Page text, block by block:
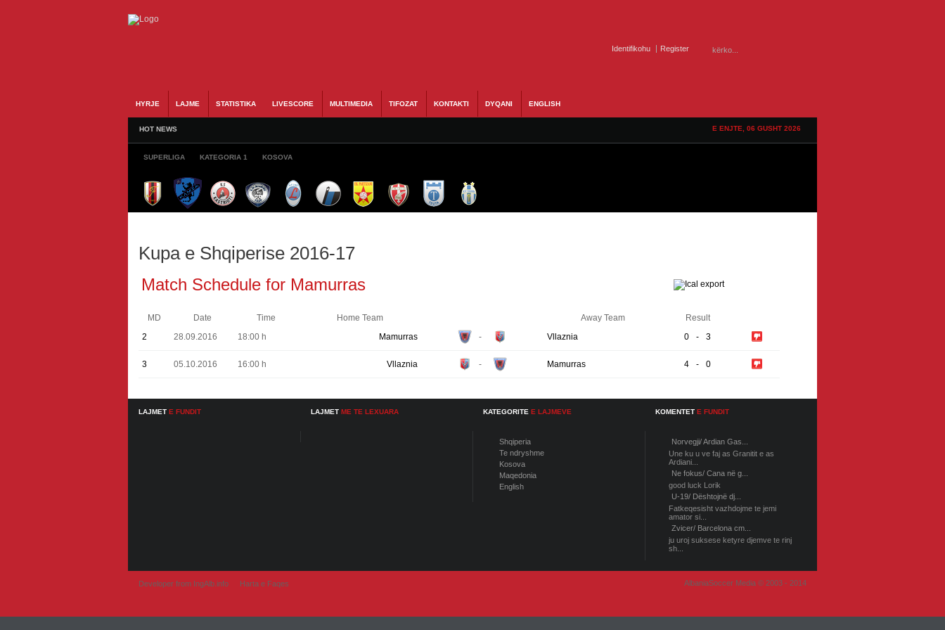
Identifikohu Register
HYRJE LAJME STATISTIKA LIVESCORE MULTIMEDIA TIFOZAT KONTAKTI DYQANI ENGLISH
HOT NEWS E ENJTE, 06 GUSHT 2026
SUPERLIGA KATEGORIA 1 KOSOVA
Kupa e Shqiperise 2016-17
Match Schedule for Mamurras
MD Date Time Home Team Away Team
Result
2
28.09.2016 18:00 h Mamurras - Vllaznia 0 - 3
3 05.10.2016 16:00 h Vllaznia - Mamurras 4 - 0
LAJMET E FUNDIT LAJMET ME TE LEXUARA KATEGORITE E LAJMEVE
Shqiperia
Te ndryshme
Kosova
Maqedonia
English
KOMENTET E FUNDIT
Norvegji/ Ardian Gas...
Une ku u ve faj as Granitit e as
Ardiani...
Ne fokus/ Cana në g...
good luck Lorik
U-19/ Dështojnë dj...
Fatkeqesisht vazhdojme te jemi
amator si...
Zvicer/ Barcelona cm...
ju uroj suksese ketyre djemve te rinj
sh...
Developer from IngAlb.info Harta e Faqes AlbaniaSoccer Media © 2003 - 2014